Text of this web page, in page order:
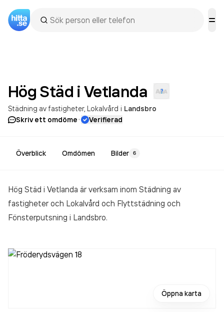
Hög Städ i Vetlanda
Städning av fastigheter Lokalvård i Landsbro
Skriv ett omdöme· Verifierad
Överblick Omdömen Bilder 6
Hög Städ i Vetlanda är verksam inom Städning av
fastigheter och Lokalvård och Flyttstädning och
Fönsterputsning i Landsbro.
Öppna karta